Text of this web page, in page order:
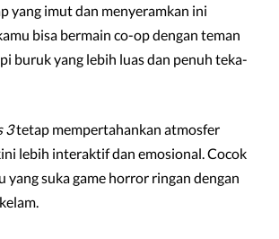
yang imut dan menyeramkan ini
bisa bermain co-op dengan teman
buruk yang lebih luas dan penuh teka-
3tetap mempertahankan atmosfer
lebih interaktif dan emosional. Cocok
yang suka game horror ringan dengan